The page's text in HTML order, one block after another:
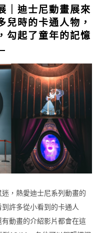
｜迪士尼動畫展來
兒時的卡通人物，
勾起了童年的記憶
，熱愛迪士尼系列動畫的
許多從小看到的卡通人
動畫的介紹影片都會在這